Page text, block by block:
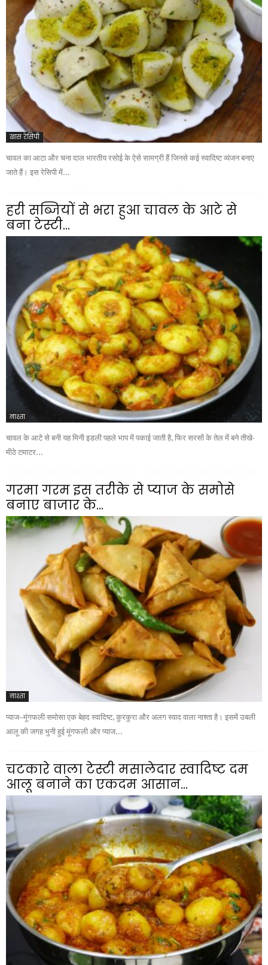
खास रेसिपी
चावल का आटा और चना दाल भारतीय रसोई के ऐसे सामग्री हैं जिनसे कई स्वादिष्ट व्यंजन बनाए
जाते हैं। इस रेसिपी में...
हरी सब्जियों से भरा हुआ चावल के आटे से
बना टेस्टी...
नाश्ता
चावल के आटे से बनी यह मिनी इडली पहले भाप में पकाई जाती है, फिर सरसों के तेल में बने तीखे-
मीठे टमाटर...
गरमा गरम इस तरीके से प्याज के समोसे
बनाए बाजार के...
नाश्ता
प्याज–मूंगफली समोसा एक बेहद स्वादिष्ट, कुरकुरा और अलग स्वाद वाला नाश्ता है। इसमें उबली
आलू की जगह भुनी हुई मूंगफली और प्याज...
चटकारे वाला टेस्टी मसालेदार स्वादिष्ट दम
आलू बनाने का एकदम आसान...